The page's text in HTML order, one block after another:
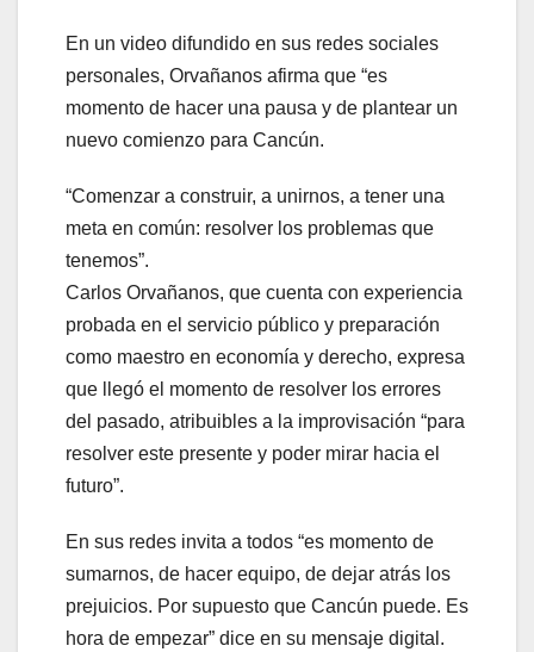
En un video difundido en sus redes sociales
personales, Orvañanos afirma que “es
momento de hacer una pausa y de plantear un
nuevo comienzo para Cancún.
“Comenzar a construir, a unirnos, a tener una
meta en común: resolver los problemas que
tenemos”.
Carlos Orvañanos, que cuenta con experiencia
probada en el servicio público y preparación
como maestro en economía y derecho, expresa
que llegó el momento de resolver los errores
del pasado, atribuibles a la improvisación “para
resolver este presente y poder mirar hacia el
futuro”.
En sus redes invita a todos “es momento de
sumarnos, de hacer equipo, de dejar atrás los
prejuicios. Por supuesto que Cancún puede. Es
hora de empezar” dice en su mensaje digital.